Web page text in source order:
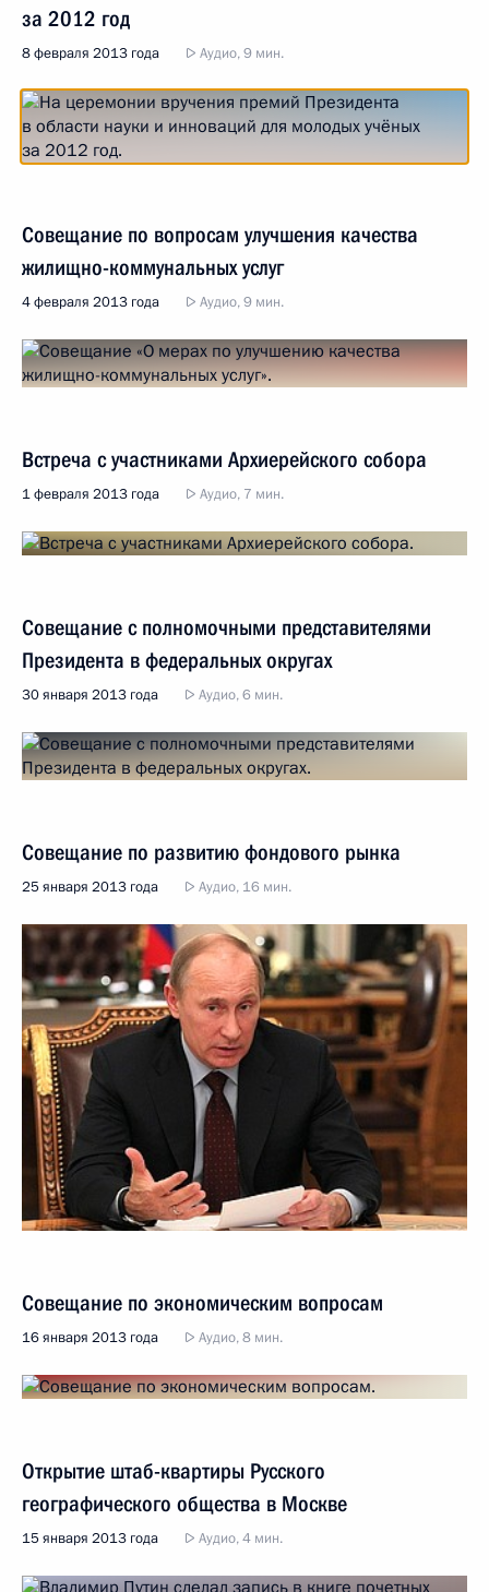
за 2012 год
8 февраля 2013 года Аудио, 9 мин.
Совещание по вопросам улучшения качества
жилищно-коммунальных услуг
4 февраля 2013 года Аудио, 9 мин.
Встреча с участниками Архиерейского собора
1 февраля 2013 года Аудио, 7 мин.
Совещание с полномочными представителями
Президента в федеральных округах
30 января 2013 года Аудио, 6 мин.
Совещание по развитию фондового рынка
25 января 2013 года Аудио, 16 мин.
Совещание по экономическим вопросам
16 января 2013 года Аудио, 8 мин.
Открытие штаб-квартиры Русского
географического общества в Москве
15 января 2013 года Аудио, 4 мин.